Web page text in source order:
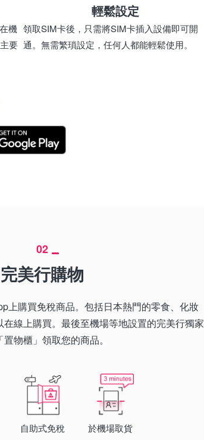
機
要
輕鬆設定
領取SIM卡後，只需將SIM卡插入設備即可開
通。無需繁瑣設定，任何人都能輕鬆使用。
02
完美行購物
上購買免稅商品。包括日本熱門的零食、化妝
線上購買。最後至機場等地設置的完美行獨家
置物櫃」領取您的商品。
自助式免稅 於機場取貨